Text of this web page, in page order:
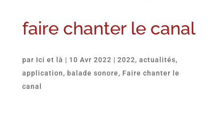
faire chanter le canal
par Ici et là | 10 Avr 2022 | 2022, actualités,
application, balade sonore, Faire chanter le
canal